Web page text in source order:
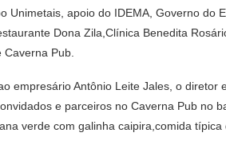
Unimetais, apoio do IDEMA, Governo do
Dona Zila,Clínica Benedita
Pub.
empresário Antônio Leite Jales, o diretor
e parceiros no Caverna Pub no
verde com galinha caipira,comida típica